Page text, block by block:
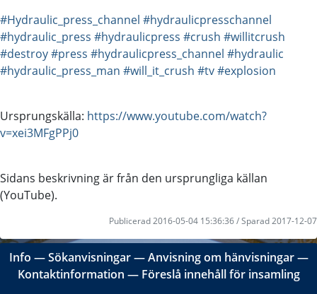
#Hydraulic_press_channel #hydraulicpresschannel
#hydraulic_press #hydraulicpress #crush #willitcrush
#destroy#press #hydraulicpress_channel #hydraulic
#hydraulic_press_man #will_it_crush #tv#explosion
Ursprungskälla: https://www.youtube.com/watch?
v=xei3MFgPPj0
Sidans beskrivning är från den ursprungliga källan
(YouTube).
Publicerad 2016-05-04 15:36:36 / Sparad 2017-12-07
Info ―Sökanvisningar―Anvisning om hänvisningar―
Kontaktinformation ― Föreslå innehåll för insamling